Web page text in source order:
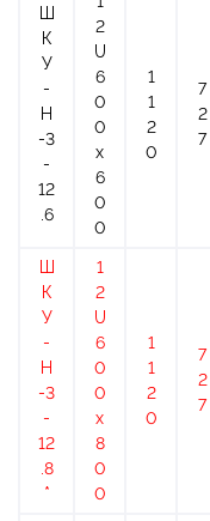
Ш
К
У
-
Н
-3
-
12
.6
2
U
6
0
0
x
6
0
0
1
1
2
0
7
2
7
Ш
К
У
-
Н
-3
-
12
.8
*
1
2
U
6
0
0
x
8
0
0
1
1
2
0
7
2
7